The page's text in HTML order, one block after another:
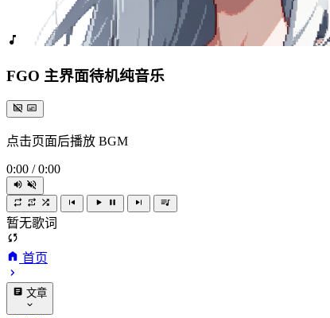
FGO 主界面待机纯音乐
点击页面后播放 BGM
0:00 / 0:00
暂无歌词
首页
文章